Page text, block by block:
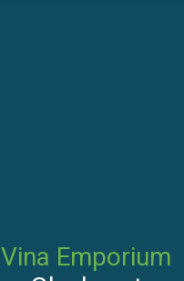
Vina Emporium